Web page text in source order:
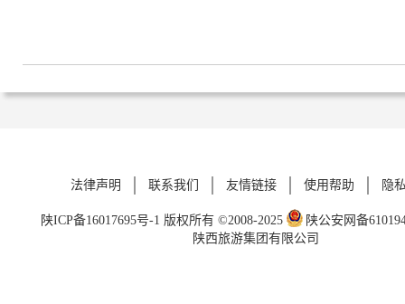
法律声明 联系我们 友情链接 使用帮助 隐
陕ICP备16017695号-1 版权所有 ©2008-2025
陕公安网备
陕西旅游集团有限公司